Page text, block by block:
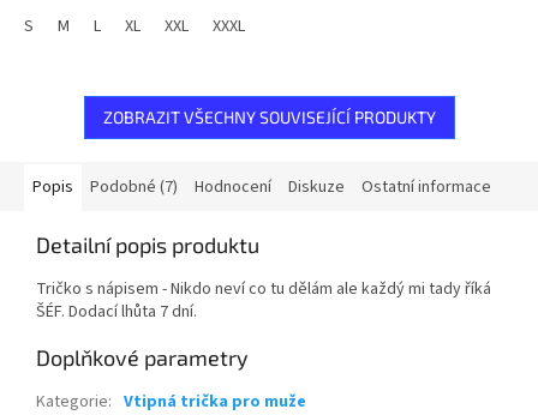
S
M L XL XXL XXXL
ZOBRAZIT VŠECHNY SOUVISEJÍCÍ PRODUKTY
Popis Podobné (7) Hodnocení Diskuze Ostatní informace
Detailní popis produktu
Tričko s nápisem - Nikdo neví co tu dělám ale každý mi tady říká
ŠÉF. Dodací lhůta 7 dní.
Doplňkové parametry
Kategorie: Vtipná trička pro muže